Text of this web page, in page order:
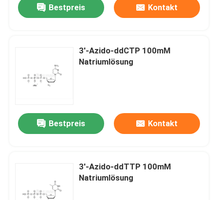
Bestpreis Kontakt
3′-Azido-ddCTP 100mM
Natriumlösung
Bestpreis Kontakt
3′-Azido-ddTTP 100mM
Natriumlösung